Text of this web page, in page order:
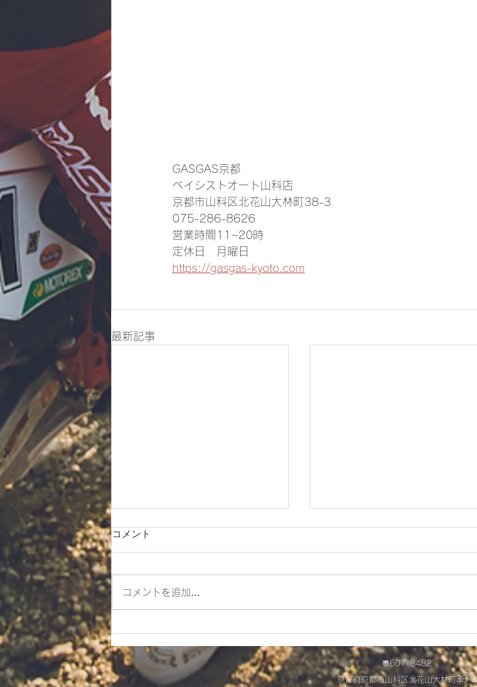
GASGAS京都
ベイシストオート山科店
京都市山科区北花山大林町38-3
075-286-8626
営業時間11~20時
定休日　月曜日
https://gasgas-kyoto.com
最新記事
ES700ラリー仕様とES700の
違いをご紹介‼
＊明日から営業を再開します
＊
コメント
コメントを追加…
〠607-8482
京都府京都市山科区北花山大林町38-3​